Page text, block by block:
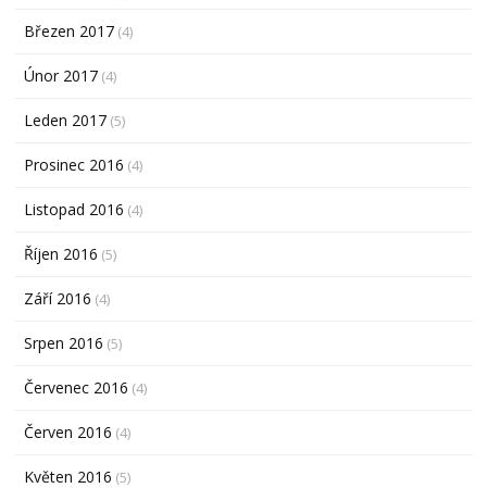
Březen 2017 (4)
Únor 2017 (4)
Leden 2017 (5)
Prosinec 2016 (4)
Listopad 2016 (4)
Říjen 2016 (5)
Září 2016 (4)
Srpen 2016 (5)
Červenec 2016 (4)
Červen 2016 (4)
Květen 2016 (5)